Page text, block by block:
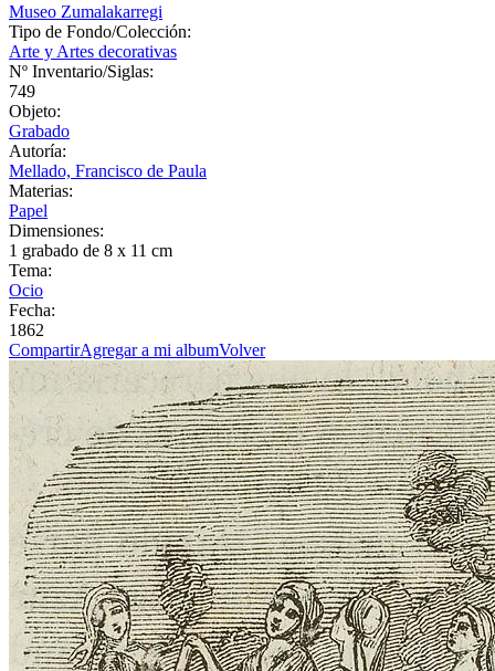
Museo Zumalakarregi
Tipo de Fondo/Colección:
Arte y Artes decorativas
Nº Inventario/Siglas:
749
Objeto:
Grabado
Autoría:
Mellado, Francisco de Paula
Materias:
Papel
Dimensiones:
1 grabado de 8 x 11 cm
Tema:
Ocio
Fecha:
1862
CompartirAgregar a mi albumVolver